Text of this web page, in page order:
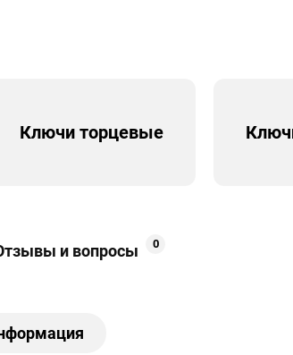
Ключи торцевые
и вопросы 0